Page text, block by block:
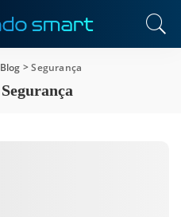
Blog >Segurança
Segurança